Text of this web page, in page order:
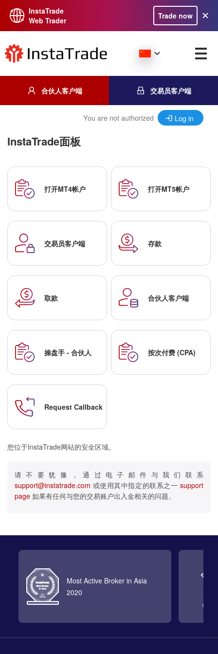
InstaTrade
Web Trader
Trade now
合伙人客户端 交易员客户端
You are not authorized Log in
InstaTrade面板
打开MT4帐户 打开MT5帐户
交易员客户端 存款
取款 合伙人客户端
操盘手 - 合伙人 按次付费 (CPA)
Request Callback
您位于InstaTrade网站的安全区域。
请不要犹豫，通过电子邮件与我们联系
support@instatrade.com 或使用其中指定的联系之一 support
page 如果有任何与您的交易账户出入金相关的问题。
Most Active Broker in Asia
2020